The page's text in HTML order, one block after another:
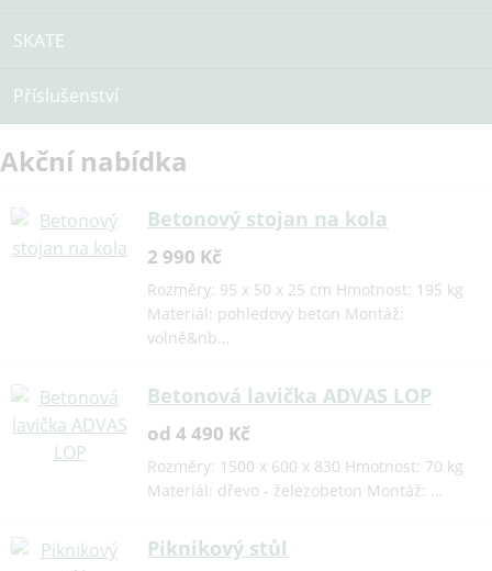
SKATE
Příslušenství
Akční nabídka
Betonový stojan na kola
2 990 Kč
Rozměry: 95 x 50 x 25 cm Hmotnost: 195 kg
Materiál: pohledový beton Montáž:
volně&nb…
Betonová lavička ADVAS LOP
od 4 490 Kč
Rozměry: 1500 x 600 x 830 Hmotnost: 70 kg
Materiál: dřevo - železobeton Montáž: …
Piknikový stůl